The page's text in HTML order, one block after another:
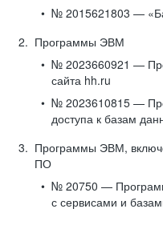
№ 2015621803 —
Программы ЭВМ
№ 2023660921 —
сайта hh.ru
№ 2023610815 —
доступа к базам
Программы ЭВМ,
ПО
№ 20750 —
с сервисами и